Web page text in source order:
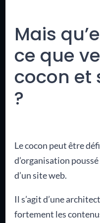
Mais
ce que
cocon et
?
Le cocon peut être
d’organisation
d’un site web.
Il s’agit d’une
fortement les